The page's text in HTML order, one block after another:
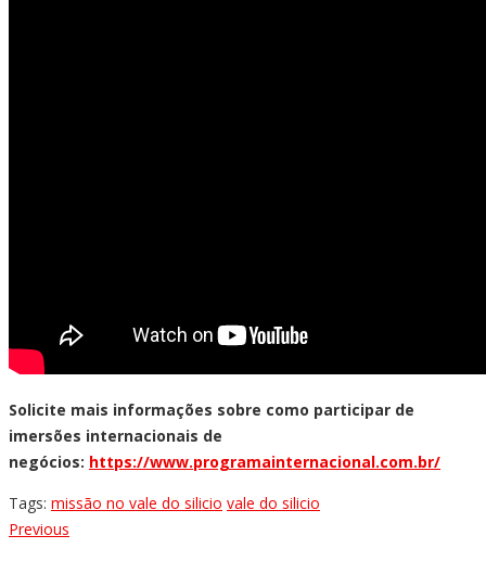
Solicite mais informações sobre como participar de
imersões internacionais de
negócios: https://www.programainternacional.com.br/
Tags: missão no vale do silicio vale do silicio
Navegação
Previous